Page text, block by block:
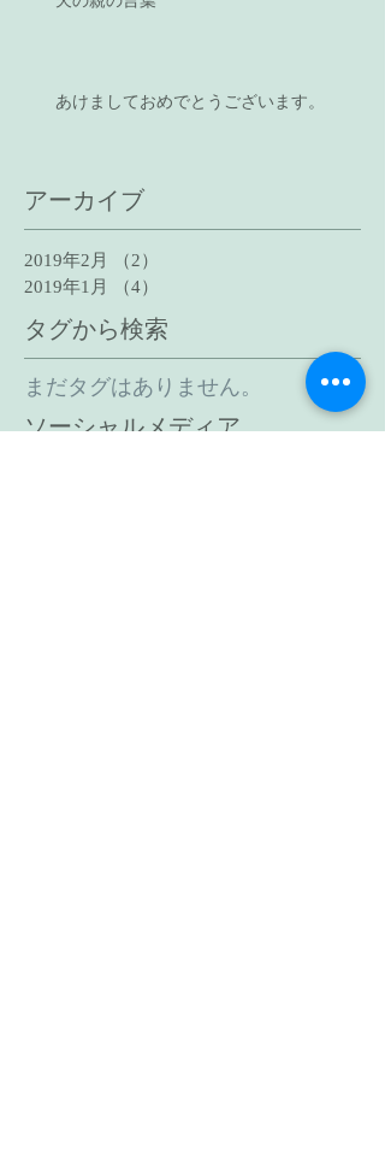
あけましておめでとうございます。
アーカイブ
2019年2月 （2）
2019年1月
（4）
タグから検索
まだタグはありません。
ソーシャルメディア